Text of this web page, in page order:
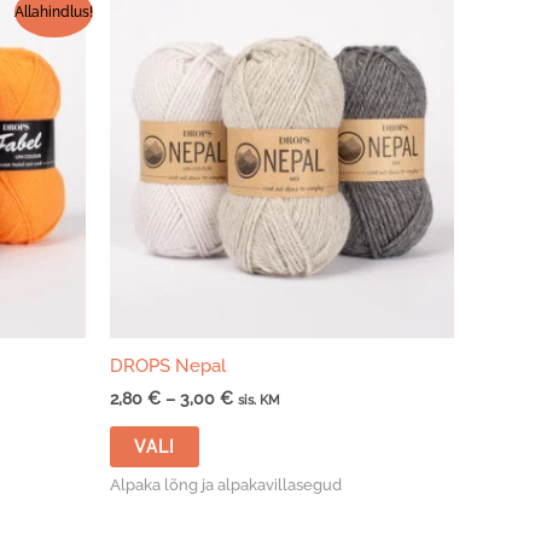
Allahindlus!
DROPS Nepal
2,80 € – 3,00 €Hinnavahemik:
sis. KM
VALI
Sellel
on
Alpaka lõng ja alpakavillasegud